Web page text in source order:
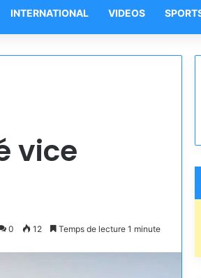
INTERNATIONAL VIDEOS
vice
0 12 Temps de lecture 1 minute